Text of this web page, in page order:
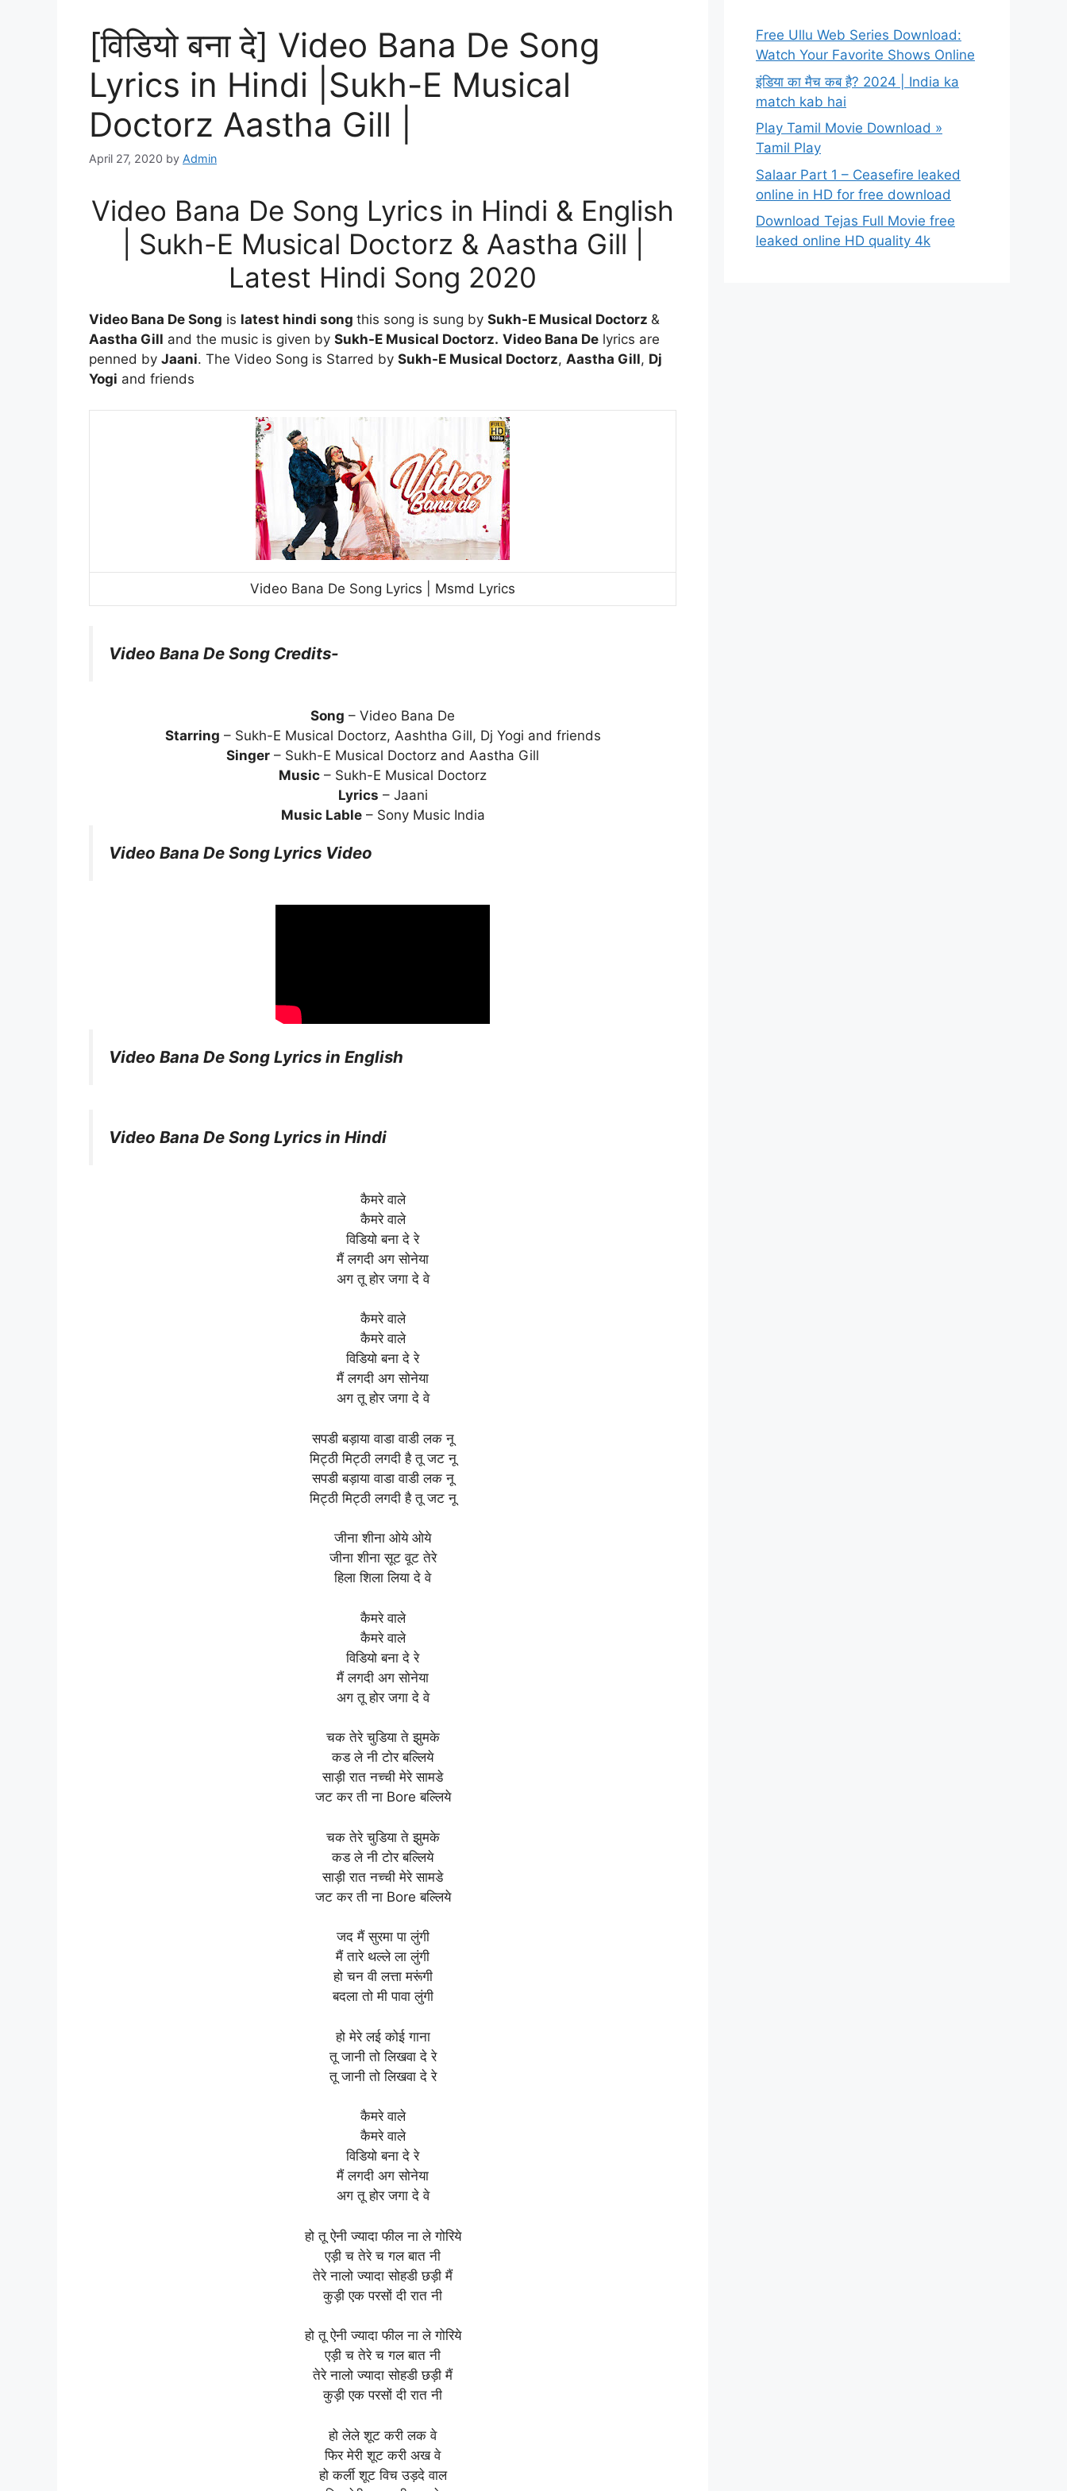
[विडियो बना दे] Video Bana De Song
Lyrics in Hindi |Sukh-E Musical
Doctorz Aastha Gill |
April 27, 2020 by Admin
Video Bana De Song Lyrics in Hindi & English
| Sukh-E Musical Doctorz & Aastha Gill |
Latest Hindi Song 2020
Video Bana De Song is latest hindi song this song is sung by Sukh-E Musical Doctorz &
Aastha Gill and the music is given by Sukh-E Musical Doctorz. Video Bana De lyrics are
penned by Jaani. The Video Song is Starred by Sukh-E Musical Doctorz, Aastha Gill, Dj
Yogi and friends
Video Bana De Song Lyrics | Msmd Lyrics
Video Bana De Song Credits-
Song – Video Bana De
Starring – Sukh-E Musical Doctorz, Aashtha Gill, Dj Yogi and friends
Singer – Sukh-E Musical Doctorz and Aastha Gill
Music – Sukh-E Musical Doctorz
Lyrics – Jaani
Music Lable– Sony Music India
Video Bana De Song Lyrics Video
Video Bana De Song Lyrics in English
Video Bana De Song Lyrics in Hindi
कैमरे वाले
कैमरे वाले
विडियो बना दे रे
मैं लगदी अग सोनेया
अग तू होर जगा दे वे
कैमरे वाले
कैमरे वाले
विडियो बना दे रे
मैं लगदी अग सोनेया
अग तू होर जगा दे वे
सपडी बड़ाया वाडा वाडी लक नू
मिट्ठी मिट्ठी लगदी है तू जट नू
सपडी बड़ाया वाडा वाडी लक नू
मिट्ठी मिट्ठी लगदी है तू जट नू
जीना शीना ओये ओये
जीना शीना सूट वूट तेरे
हिला शिला लिया दे वे
कैमरे वाले
कैमरे वाले
विडियो बना दे रे
मैं लगदी अग सोनेया
अग तू होर जगा दे वे
चक तेरे चुडिया ते झुमके
कड ले नी टोर बल्लिये
साड़ी रात नच्ची मेरे सामडे
जट कर ती ना Bore बल्लिये
चक तेरे चुडिया ते झुमके
कड ले नी टोर बल्लिये
साड़ी रात नच्ची मेरे सामडे
जट कर ती ना Bore बल्लिये
जद मैं सुरमा पा लुंगी
मैं तारे थल्ले ला लुंगी
हो चन वी लत्ता मरूंगी
बदला तो मी पावा लुंगी
हो मेरे लई कोई गाना
तू जानी तो लिखवा दे रे
तू जानी तो लिखवा दे रे
कैमरे वाले
कैमरे वाले
विडियो बना दे रे
मैं लगदी अग सोनेया
अग तू होर जगा दे वे
हो तू ऐनी ज्यादा फील ना ले गोरिये
एड़ी च तेरे च गल बात नी
तेरे नालो ज्यादा सोहडी छड़ी मैं
कुड़ी एक परसों दी रात नी
हो तू ऐनी ज्यादा फील ना ले गोरिये
एड़ी च तेरे च गल बात नी
तेरे नालो ज्यादा सोहडी छड़ी मैं
कुड़ी एक परसों दी रात नी
हो लेले शूट करी लक वे
फिर मेरी शूट करी अख वे
हो कर्ली शूट विच उड़दे वाल
Free Ullu Web Series Download:
Watch Your Favorite Shows Online
इंडिया का मैच कब है? 2024 | India ka
match kab hai
Play Tamil Movie Download »
Tamil Play
Salaar Part 1 – Ceasefire leaked
online in HD for free download
Download Tejas Full Movie free
leaked online HD quality 4k